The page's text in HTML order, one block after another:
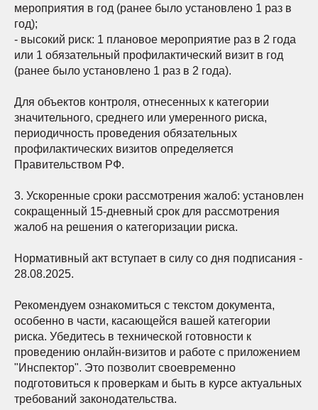
мероприятия в год (ранее было установлено 1 раз в
год);
- высокий риск: 1 плановое мероприятие раз в 2 года
или 1 обязательный профилактический визит в год
(ранее было установлено 1 раз в 2 года).
Для объектов контроля, отнесенных к категории
значительного, среднего или умеренного риска,
периодичность проведения обязательных
профилактических визитов определяется
Правительством РФ.
3. Ускоренные сроки рассмотрения жалоб: установлен
сокращенный 15-дневный срок для рассмотрения
жалоб на решения о категоризации риска.
Нормативный акт вступает в силу со дня подписания -
28.08.2025.
Рекомендуем ознакомиться с текстом документа,
особенно в части, касающейся вашей категории
риска. Убедитесь в технической готовности к
проведению онлайн-визитов и работе с приложением
"Инспектор". Это позволит своевременно
подготовиться к проверкам и быть в курсе актуальных
требований законодательства.